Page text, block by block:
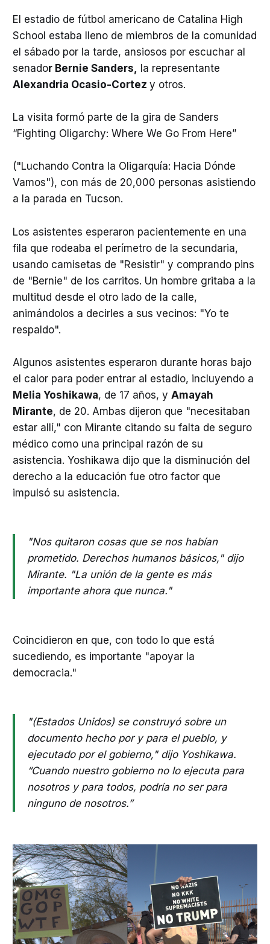
El estadio de fútbol americano de Catalina High
School estaba lleno de miembros de la comunidad
el sábado por la tarde, ansiosos por escuchar al
senador Bernie Sanders,
la representante
Alexandria Ocasio-Cortez y otros.
La visita formó parte de la gira de Sanders
“Fighting Oligarchy: Where We Go From Here”
("Luchando Contra la Oligarquía: Hacia Dónde
Vamos"), con más de 20,000 personas asistiendo
a la parada en Tucson.
Los asistentes esperaron pacientemente en una
fila que rodeaba el perímetro de la secundaria,
usando camisetas de "Resistir" y comprando pins
de "Bernie" de los carritos. Un hombre gritaba a la
multitud desde el otro lado de la calle,
animándolos a decirles a sus vecinos: "Yo te
respaldo".
Algunos asistentes esperaron durante horas bajo
el calor para poder entrar al estadio, incluyendo a
Melia Yoshikawa, de 17 años, y Amayah
Mirante, de 20. Ambas dijeron que "necesitaban
estar allí," con Mirante citando su falta de seguro
médico como una principal razón de su
asistencia. Yoshikawa dijo que la disminución del
derecho a la educación fue otro factor que
impulsó su asistencia.
"Nos quitaron cosas que se nos habían
prometido. Derechos humanos básicos," dijo
Mirante. "La unión de la gente es más
importante ahora que nunca."
Coincidieron en que, con todo lo que está
sucediendo, es importante "apoyar la
democracia."
"(Estados Unidos) se construyó sobre un
documento hecho por y para el pueblo, y
ejecutado por el gobierno," dijo Yoshikawa.
“Cuando nuestro gobierno no lo ejecuta para
nosotros y para todos, podría no ser para
ninguno de nosotros.”